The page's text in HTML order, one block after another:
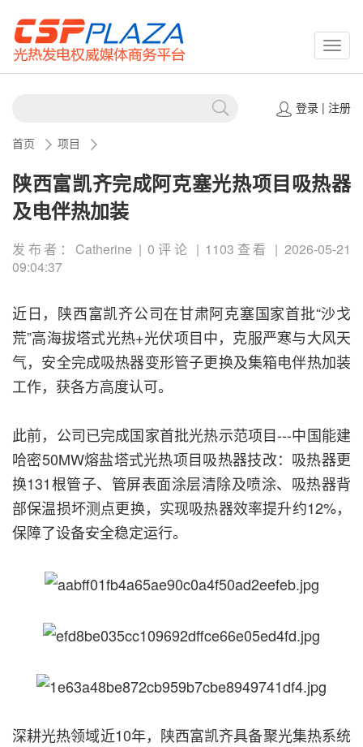
登录| 注册
首页 项目
陕西富凯齐完成阿克塞光热项目吸热器
及电伴热加装
发布者：Catherine | 0评论 | 1103查看 | 2026-05-21
09:04:37
近日，陕西富凯齐公司在甘肃阿克塞国家首批“沙戈
荒”高海拔塔式光热+光伏项目中，克服严寒与大风天
气，安全完成吸热器变形管子更换及集箱电伴热加装
工作，获各方高度认可。
此前，公司已完成国家首批光热示范项目---中国能建
哈密50MW熔盐塔式光热项目吸热器技改：吸热器更
换131根管子、管屏表面涂层清除及喷涂、吸热器背
部保温损坏测点更换，实现吸热器效率提升约12%，
保障了设备安全稳定运行。
深耕光热领域近10年，陕西富凯齐具备聚光集热系统